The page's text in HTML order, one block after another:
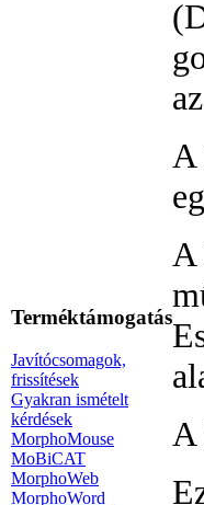
Terméktámogatás
Javítócsomagok,
frissítések
Gyakran ismételt
kérdések
MorphoMouse
MoBiCAT
MorphoWeb
MorphoWord
az
A
A
A